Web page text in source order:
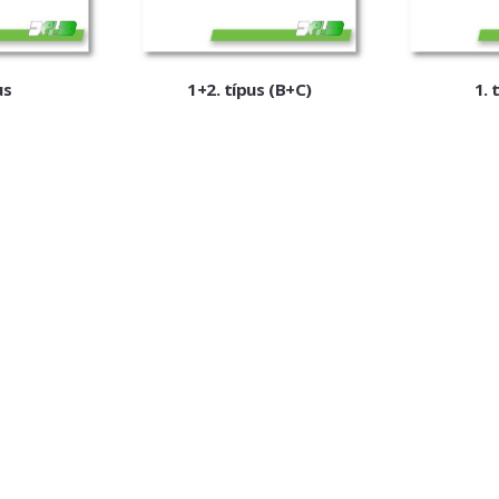
1+2. típus (B+C) 1.